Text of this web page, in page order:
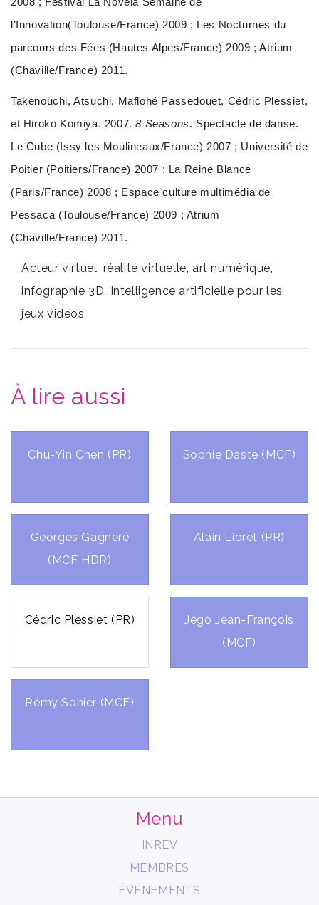
l’Innovation(Toulouse/France) 2009 ; Les Nocturnes du
parcours des Fées (Hautes Alpes/France) 2009 ; Atrium
(Chaville/France) 2011.
Takenouchi, Atsuchi, Maflohé Passedouet, Cédric Plessiet,
et Hiroko Komiya. 2007.8 Seasons. Spectacle de danse.
Le Cube (Issy les Moulineaux/France) 2007 ; Université de
Poitier (Poitiers/France) 2007 ; La Reine Blance
(Paris/France) 2008 ; Espace culture multimédia de
Pessaca (Toulouse/France) 2009 ; Atrium
(Chaville/France) 2011.
Acteur virtuel, réalité virtuelle, art numérique,
infographie 3D, Intelligence artificielle pour les
jeux vidéos
À lire aussi
Chu-Yin Chen (PR) Sophie Daste (MCF)
Georges Gagneré
(MCF HDR)
Alain Lioret (PR)
Cédric Plessiet (PR)
Jégo Jean-François
(MCF)
Rémy Sohier (MCF)
Menu
INREV
MEMBRES
ÉVÉNEMENTS